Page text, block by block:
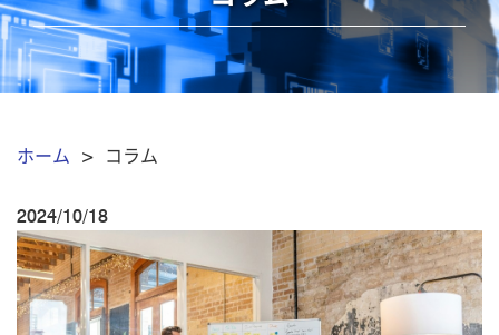
ホーム > コラム
2024/10/18